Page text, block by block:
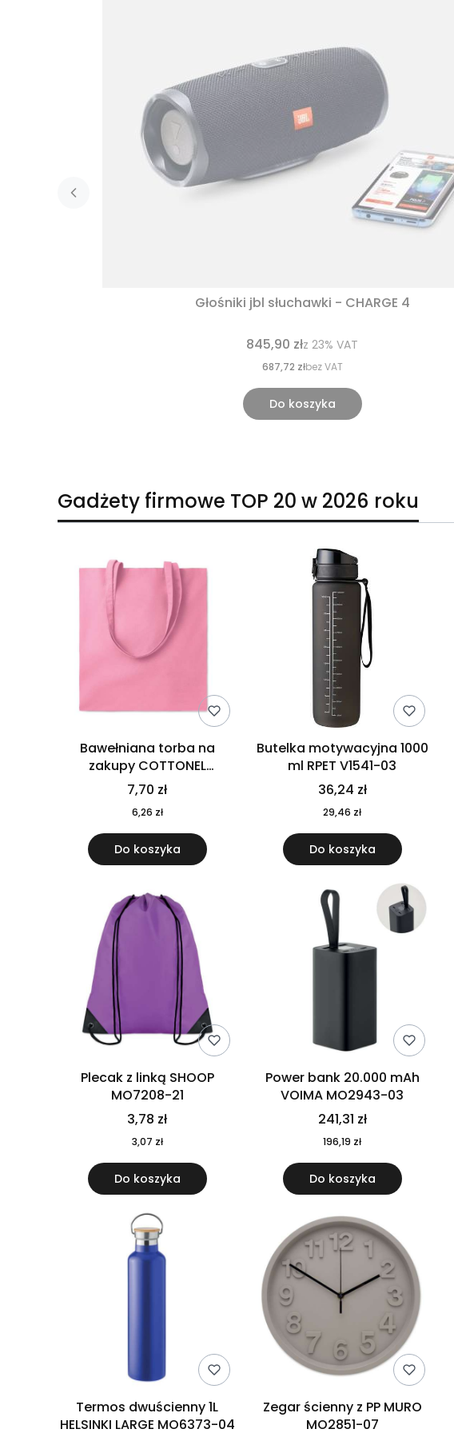
Głośniki jbl słuchawki - CHARGE 4
845,90 złz 23% VAT
687,72 złbez VAT
Do koszyka
Gadżety firmowe TOP 20 w 2026 roku
Bawełniana torba na
zakupy COTTONEL
COLOUR++ MO9846-11
7,70 zł
6,26 zł
Do koszyka
Butelka motywacyjna 1000
ml RPET V1541-03
36,24 zł
29,46 zł
Do koszyka
Plecak z linką SHOOP
MO7208-21
3,78 zł
3,07 zł
Do koszyka
Power bank 20.000 mAh
VOIMA MO2943-03
241,31 zł
196,19 zł
Do koszyka
Termos dwuścienny 1L
HELSINKI LARGE MO6373-04
Zegar ścienny z PP MURO
MO2851-07